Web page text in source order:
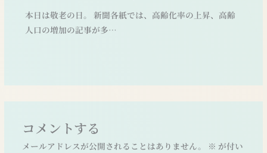
本日は敬老の日。 新聞各紙では、高齢化率の上昇、高齢
人口の増加の記事が多…
コメントする
メールアドレスが公開されることはありません。 ※ が付い